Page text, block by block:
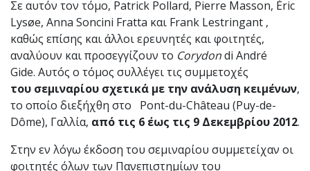
Σε αυτόν τον τόμο, Patrick Pollard, Pierre Masson, Éric
Lysøe, Anna Soncini Fratta και Frank Lestringant ,
καθώς επίσης και άλλοι ερευνητές και φοιτητές,
αναλύουν και προσεγγίζουν το Corydondi André
Gide. Αυτός ο τόμος συλλέγει τις συμμετοχές
του σεμιναρίου σχετικά με την ανάλυση κειμένων,
το οποίο διεξήχθη στο Pont-du-Château (Puy-de-
Dôme), Γαλλία, από τις 6 έως τις 9 Δεκεμβρίου 2012.
Στην εν λόγω έκδοση του σεμιναρίου συμμετείχαν οι
φοιτητές όλων των Πανεπιστημίων του